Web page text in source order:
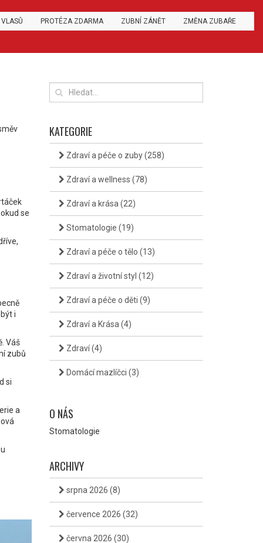
PROTÉZA ZDARMA ZUBNÍ ZÁNĚT ZMĚNA ZUBAŘE
se
i
Váš
zubů
si
a
KATEGORIE
Zdraví a péče o zuby(258)
Zdraví a wellness (78)
Zdraví a krása (22)
Stomatologie (19)
Zdraví a péče o tělo (13)
Zdraví a životní styl (12)
Zdraví a péče o děti (9)
Zdraví a Krása (4)
Zdraví(4)
Domácí mazlíčci (3)
O NÁS
Stomatologie
ARCHIVY
srpna 2026 (8)
července 2026 (32)
června 2026 (30)